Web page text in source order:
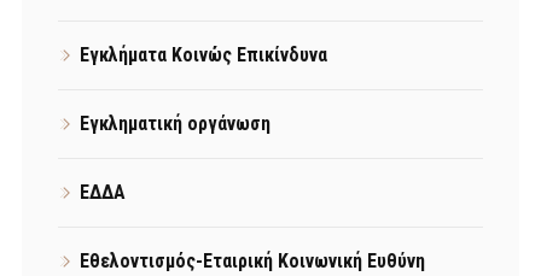
Εγκλήματα Κοινώς Επικίνδυνα
Εγκληματική οργάνωση
ΕΔΔΑ
Εθελοντισμός-Εταιρική Κοινωνική Ευθύνη